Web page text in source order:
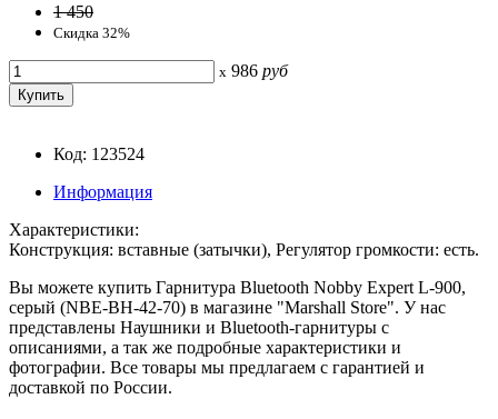
1 450
Скидка 32%
x 986 руб
Код: 123524
Информация
Характеристики:
Конструкция: вставные (затычки), Регулятор громкости: есть.
Вы можете купить Гарнитура Bluetooth Nobby Expert L-900,
серый (NBE-BH-42-70) в магазине "Marshall Store". У нас
представлены Наушники и Bluetooth-гарнитуры с
описаниями, а так же подробные характеристики и
фотографии. Все товары мы предлагаем с гарантией и
доставкой по России.